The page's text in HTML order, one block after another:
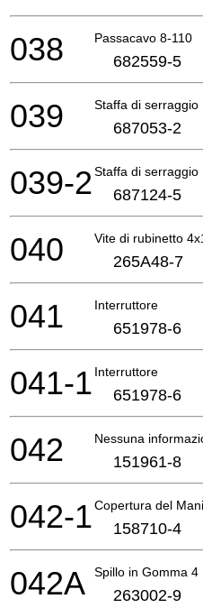
Passacavo 8-110
038 682559-5
Staffa di serraggio
039 687053-2
Staffa di serraggio
039-2 687124-5
Vite di rubinetto
040 265A48-7
Interruttore
041 651978-6
Interruttore
041-1 651978-6
Nessuna
042 151961-8
Copertura del
042-1 158710-4
Spillo in Gomma 4
042A 263002-9